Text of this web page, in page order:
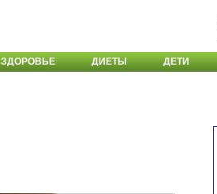
ЗДОРОВЬЕ ДИЕТЫ ДЕТИ